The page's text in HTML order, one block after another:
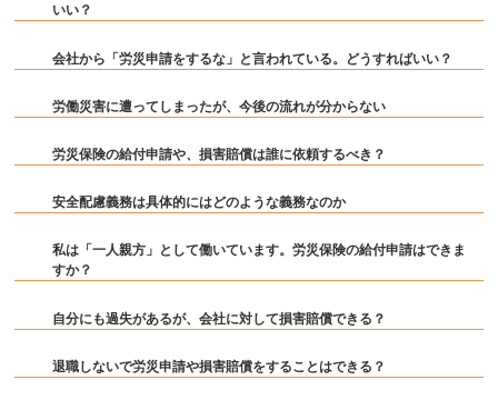
いい？
会社から「労災申請をするな」と言われている。どうすればいい？
労働災害に遭ってしまったが、今後の流れが分からない
労災保険の給付申請や、損害賠償は誰に依頼するべき？
安全配慮義務は具体的にはどのような義務なのか
私は「一人親方」として働いています。労災保険の給付申請はできま
すか？
自分にも過失があるが、会社に対して損害賠償できる？
退職しないで労災申請や損害賠償をすることはできる？